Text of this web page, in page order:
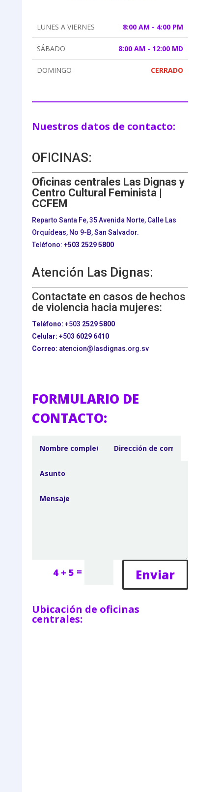
LUNES A VIERNES 8:00 AM - 4:00 PM
SÁBADO 8:00 AM - 12:00 MD
DOMINGO CERRADO
Nuestros datos de contacto:
OFICINAS:
Oficinas centrales Las Dignas y
Centro Cultural Feminista |
CCFEM
Reparto Santa Fe, 35 Avenida Norte, Calle Las
Orquídeas, No 9-B, San Salvador.
Teléfono: +503 2529 5800
Atención Las Dignas:
Contactate en casos de hechos
de violencia hacia mujeres:
Teléfono: +503 2529 5800
Celular: +503 6029 6410
Correo: atencion@lasdignas.org.sv
FORMULARIO DE
CONTACTO:
4 + 5 = Enviar
Ubicación de oficinas
centrales: